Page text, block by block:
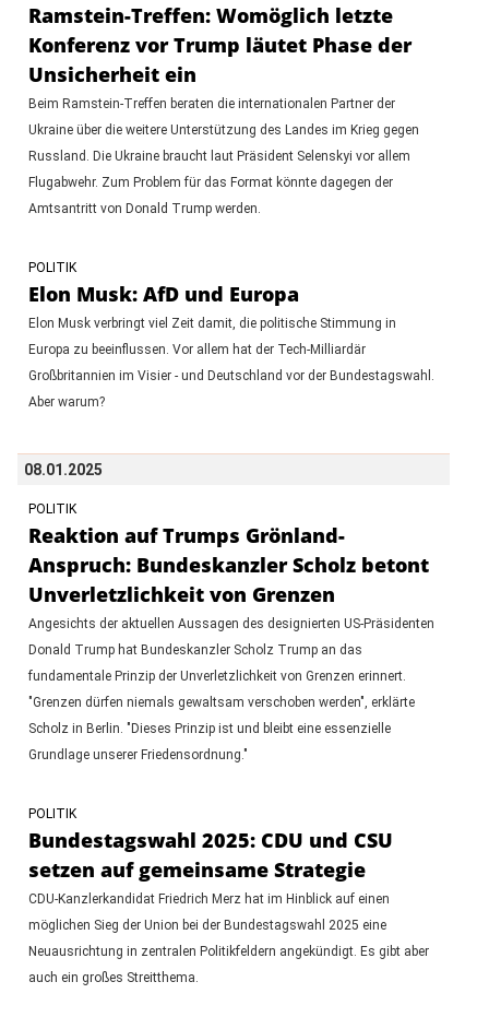
Ramstein-Treffen: Womöglich letzte
Konferenz vor Trump läutet Phase der
Unsicherheit ein
Beim Ramstein-Treffen beraten die internationalen Partner der
Ukraine über die weitere Unterstützung des Landes im Krieg gegen
Russland. Die Ukraine braucht laut Präsident Selenskyi vor allem
Flugabwehr. Zum Problem für das Format könnte dagegen der
Amtsantritt von Donald Trump werden.
POLITIK
Elon Musk: AfD und Europa
Elon Musk verbringt viel Zeit damit, die politische Stimmung in
Europa zu beeinflussen. Vor allem hat der Tech-Milliardär
Großbritannien im Visier - und Deutschland vor der Bundestagswahl.
Aber warum?
08.01.2025
POLITIK
Reaktion auf Trumps Grönland-
Anspruch: Bundeskanzler Scholz betont
Unverletzlichkeit von Grenzen
Angesichts der aktuellen Aussagen des designierten US-Präsidenten
Donald Trump hat Bundeskanzler Scholz Trump an das
fundamentale Prinzip der Unverletzlichkeit von Grenzen erinnert.
"Grenzen dürfen niemals gewaltsam verschoben werden", erklärte
Scholz in Berlin. "Dieses Prinzip ist und bleibt eine essenzielle
Grundlage unserer Friedensordnung."
POLITIK
Bundestagswahl 2025: CDU und CSU
setzen auf gemeinsame Strategie
CDU-Kanzlerkandidat Friedrich Merz hat im Hinblick auf einen
möglichen Sieg der Union bei der Bundestagswahl 2025 eine
Neuausrichtung in zentralen Politikfeldern angekündigt. Es gibt aber
auch ein großes Streitthema.